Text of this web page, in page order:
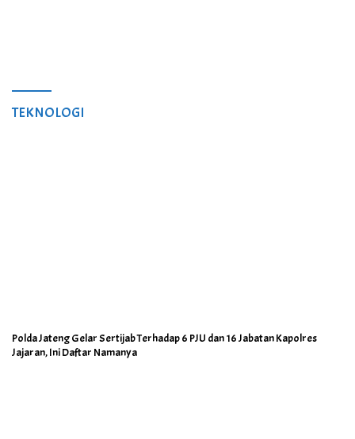
TEKNOLOGI
Polda Jateng Gelar Sertijab Terhadap 6 PJU dan 16 Jabatan Kapolres
Jajaran, Ini Daftar Namanya